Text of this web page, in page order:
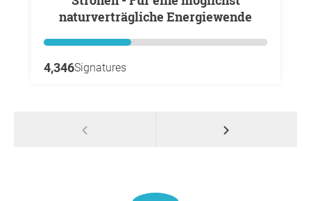
naturverträgliche Energiewende
4,346Signatures